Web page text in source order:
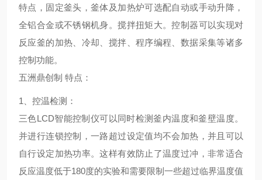
特点，固定釜头，釜体及加热炉可选配自动或手动升降，
全铝合金或不锈钢机身。搅拌扭矩大。控制器可以实现对
反应釜的加热、冷却、搅拌、程序编程、数据采集等诸多
控制功能。
五洲鼎创制 特点 ：
1、 控温检测 ：
三色LCD智能控制仪可以同时检测釜内温度和釜壁温度。
并进行连锁控制，一路超过设定值均不会加热，并且可以
自行设定加热功率。这样有效防止了温度过冲，非常适合
反应温度低于180度的实验和需要限制一些超过临界温度值